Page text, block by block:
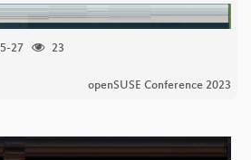
27
23
openSUSE Conference 2023